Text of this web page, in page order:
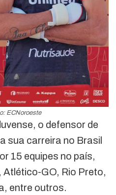
ECNoroeste
o defensor de
sua carreira no Brasil
15 equipes no país,
GO, Rio Preto,
entre outros.